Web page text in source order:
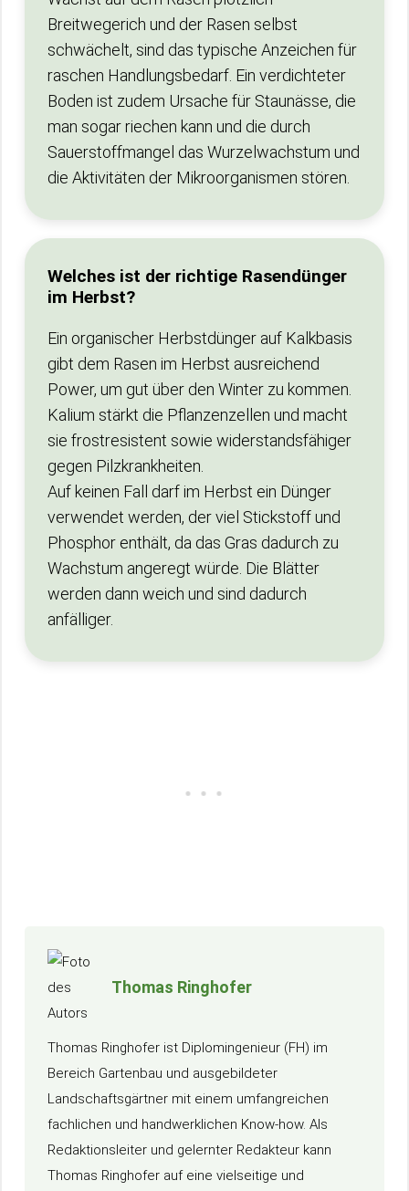
Breitwegerich und der Rasen selbst
schwächelt, sind das typische Anzeichen für
raschen Handlungsbedarf. Ein verdichteter
Boden ist zudem Ursache für Staunässe, die
man sogar riechen kann und die durch
Sauerstoffmangel das Wurzelwachstum und
die Aktivitäten der Mikroorganismen stören.
Welches ist der richtige Rasendünger
im Herbst?
Ein organischer Herbstdünger auf Kalkbasis
gibt dem Rasen im Herbst ausreichend
Power, um gut über den Winter zu kommen.
Kalium stärkt die Pflanzenzellen und macht
sie frostresistent sowie widerstandsfähiger
gegen Pilzkrankheiten.
Auf keinen Fall darf im Herbst ein Dünger
verwendet werden, der viel Stickstoff und
Phosphor enthält, da das Gras dadurch zu
Wachstum angeregt würde. Die Blätter
werden dann weich und sind dadurch
anfälliger.
Thomas Ringhofer
Thomas Ringhofer ist Diplomingenieur (FH) im
Bereich Gartenbau und ausgebildeter
Landschaftsgärtner mit einem umfangreichen
fachlichen und handwerklichen Know-how. Als
Redaktionsleiter und gelernter Redakteur kann
Thomas Ringhofer auf eine vielseitige und